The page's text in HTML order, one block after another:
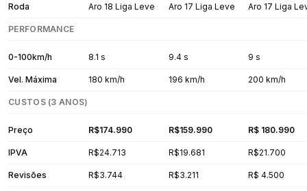
Roda Aro 18 Liga Leve Aro 17 Liga Leve Aro 17 Liga
PERFORMANCE
0-100km/h 8.1 s 9.4 s 9 s
Vel. Máxima 180 km/h 196 km/h 200 km/h
CUSTOS (3 ANOS)
Preço R$174.990 R$159.990 R$ 180.990
IPVA R$24.713 R$19.681 R$21.700
Revisões R$3.744 R$3.211 R$ 4.500